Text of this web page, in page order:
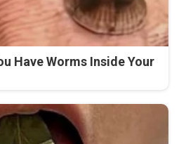
Have Worms Inside Your